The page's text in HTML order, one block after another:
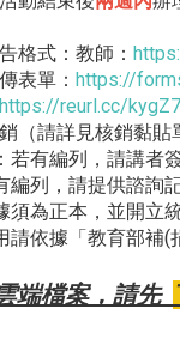
格式：教師：
表單： https://
https://reurl.cc/
（請詳見核銷黏貼
若有編列，請講者
編列，請提供諮詢
須為正本，並開立
請依據「教育部補(
端檔案，請先